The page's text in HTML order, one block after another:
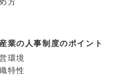
の人事制度のポイント
環境
特性